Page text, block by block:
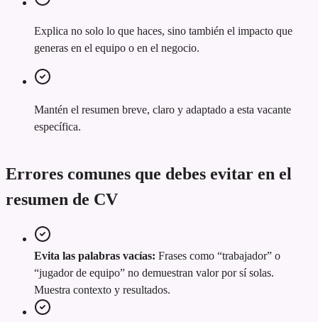
Explica no solo lo que haces, sino también el impacto que
generas en el equipo o en el negocio.
Mantén el resumen breve, claro y adaptado a esta vacante
específica.
Errores comunes que debes evitar en el
resumen de CV
Evita las palabras vacías: Frases como “trabajador” o
“jugador de equipo” no demuestran valor por sí solas.
Muestra contexto y resultados.